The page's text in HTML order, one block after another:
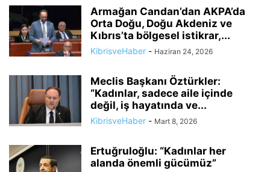
Armağan Candan’dan AKPA’da
Orta Doğu, Doğu Akdeniz ve
Kıbrıs’ta bölgesel istikrar,...
KibrisveHaber - Haziran 24, 2026
Meclis Başkanı Öztürkler:
“Kadınlar, sadece aile içinde
değil, iş hayatında ve...
KibrisveHaber - Mart 8, 2026
Ertuğruloğlu: “Kadınlar her
alanda önemli gücümüz”